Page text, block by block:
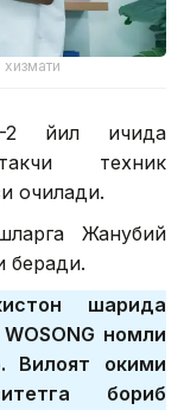
2 йил ичида
техник
очилади.
Жанубий
беради.
шаҳрида
номли
Вилоят ҳокими
бориб